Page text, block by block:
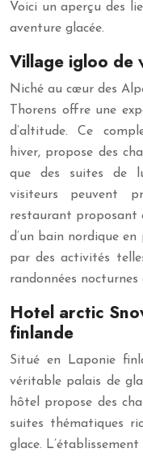
Voici un aperçu des
aventure glacée.
Village igloo de
Niché au cœur des
Thorens offre une
d’altitude. Ce
hiver, propose des
que des suites de
visiteurs peuvent
restaurant proposant
d’un bain nordique en
par des activités
randonnées nocturnes
Hotel arctic
finlande
Situé en Laponie
véritable palais de
hôtel propose des
suites thématiques
glace.